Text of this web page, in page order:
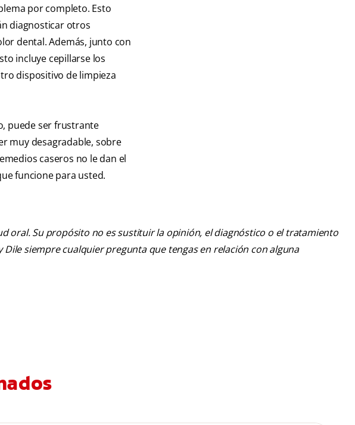
por completo. Esto
diagnosticar otros
dental. Además, junto con
incluye cepillarse los
dispositivo de limpieza
puede ser frustrante
muy desagradable, sobre
caseros no le dan el
funcione para usted.
oral. Su propósito no es sustituir la opinión, el diagnóstico o el tratamiento
siempre cualquier pregunta que tengas en relación con alguna